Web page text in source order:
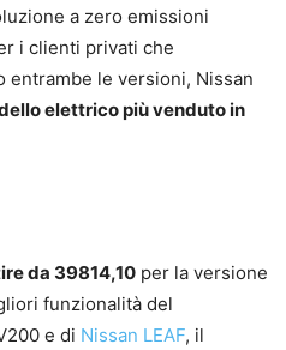
a zero emissioni
i clienti privati che
entrambe le versioni, Nissan
elettrico più venduto in
da 39814,10 per la versione
funzionalità del
e di Nissan LEAF, il